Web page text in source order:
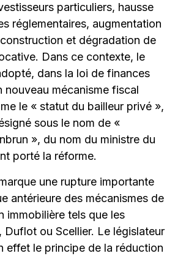
particuliers, hausse
réglementaires, augmentation
et dégradation de
Dans ce contexte, le
dans la loi de finances
nouveau mécanisme fiscal
le « statut du bailleur privé »,
sous le nom de «
», du nom du ministre du
porté la réforme.
une rupture importante
antérieure des mécanismes de
immobilière tels que les
Duflot ou Scellier. Le législateur
effet le principe de la réduction